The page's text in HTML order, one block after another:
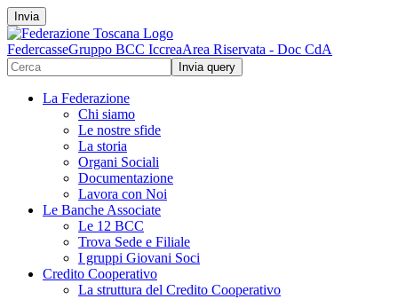
Invia
FedercasseGruppo BCC IccreaArea Riservata - Doc CdA
La Federazione
Chi siamo
Le nostre sfide
La storia
Organi Sociali
Documentazione
Lavora con Noi
Le Banche Associate
Le 12 BCC
Trova Sede e Filiale
I gruppi Giovani Soci
Credito Cooperativo
La struttura del Credito Cooperativo